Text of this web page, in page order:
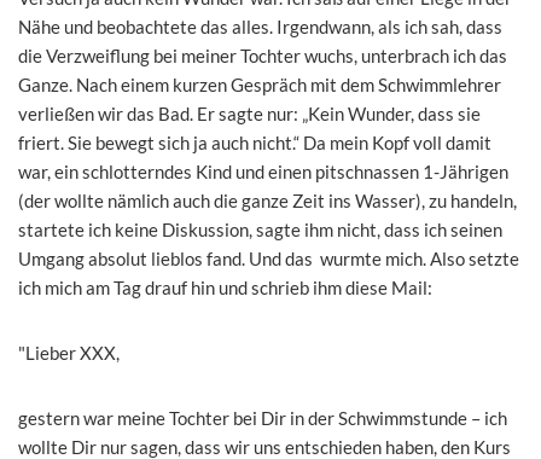
Nähe und beobachtete das alles. Irgendwann, als ich sah, dass
die Verzweiflung bei meiner Tochter wuchs, unterbrach ich das
Ganze. Nach einem kurzen Gespräch mit dem Schwimmlehrer
verließen wir das Bad. Er sagte nur: „Kein Wunder, dass sie
friert. Sie bewegt sich ja auch nicht.“ Da mein Kopf voll damit
war, ein schlotterndes Kind und einen pitschnassen 1-Jährigen
(der wollte nämlich auch die ganze Zeit ins Wasser), zu handeln,
startete ich keine Diskussion, sagte ihm nicht, dass ich seinen
Umgang absolut lieblos fand. Und das wurmte mich. Also setzte
ich mich am Tag drauf hin und schrieb ihm diese Mail:
"Lieber XXX,
gestern war meine Tochter bei Dir in der Schwimmstunde – ich
wollte Dir nur sagen, dass wir uns entschieden haben, den Kurs